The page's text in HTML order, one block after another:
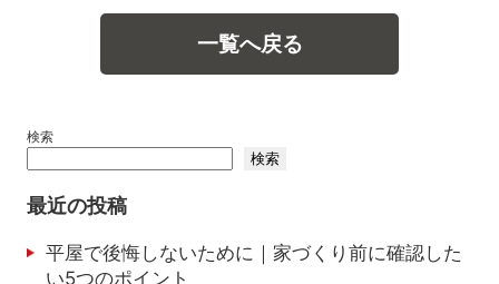
一覧へ戻る
検索
検索
最近の投稿
平屋で後悔しないために｜家づくり前に確認した
い5つのポイント